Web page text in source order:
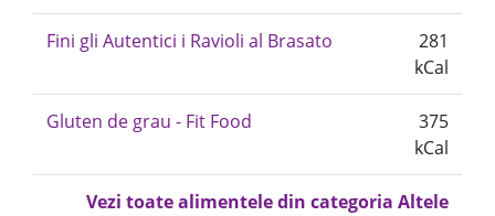
Fini gli Autentici i Ravioli al Brasato
281
kCal
Gluten de grau - Fit Food
375
kCal
Vezi toate alimentele din categoria Altele